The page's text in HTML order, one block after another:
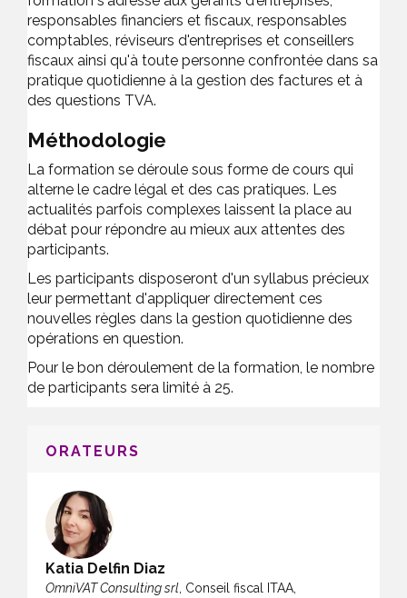
responsables financiers et fiscaux, responsables
comptables, réviseurs d'entreprises et conseillers
fiscaux ainsi qu'à toute personne confrontée dans sa
pratique quotidienne à la gestion des factures et à
des questions TVA.
Méthodologie
La formation se déroule sous forme de cours qui
alterne le cadre légal et des cas pratiques. Les
actualités parfois complexes laissent la place au
débat pour répondre au mieux aux attentes des
participants.
Les participants disposeront d'un syllabus précieux
leur permettant d'appliquer directement ces
nouvelles règles dans la gestion quotidienne des
opérations en question.
Pour le bon déroulement de la formation, le nombre
de participants sera limité à 25.
ORATEURS
Katia Delfin Diaz
OmniVAT Consulting srl , Conseil fiscal ITAA,